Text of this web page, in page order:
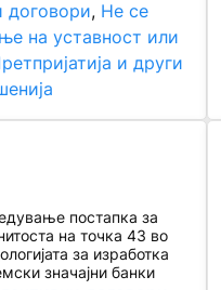
договори, Не се
на уставност или
и други
постапка за
на точка 43 во
за изработка
значајни банки